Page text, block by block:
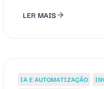
LER MAIS
IA E AUTOMATIZAÇÃO